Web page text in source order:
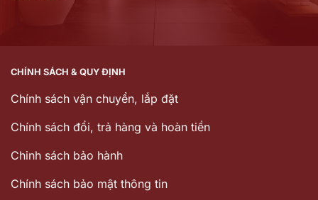
CHÍNH SÁCH & QUY ĐỊNH
Chính sách vận chuyển, lắp đặt
Chính sách đổi, trả hàng và hoàn tiền
Chinh sách bảo hành
Chính sách bảo mật thông tin